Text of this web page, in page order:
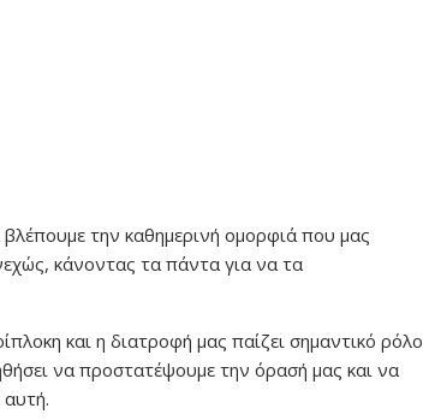
βλέπουμε την καθημερινή ομορφιά που μας
κάνοντας τα πάντα για να τα
και η διατροφή μας παίζει σημαντικό ρόλο
να προστατέψουμε την όρασή μας και να